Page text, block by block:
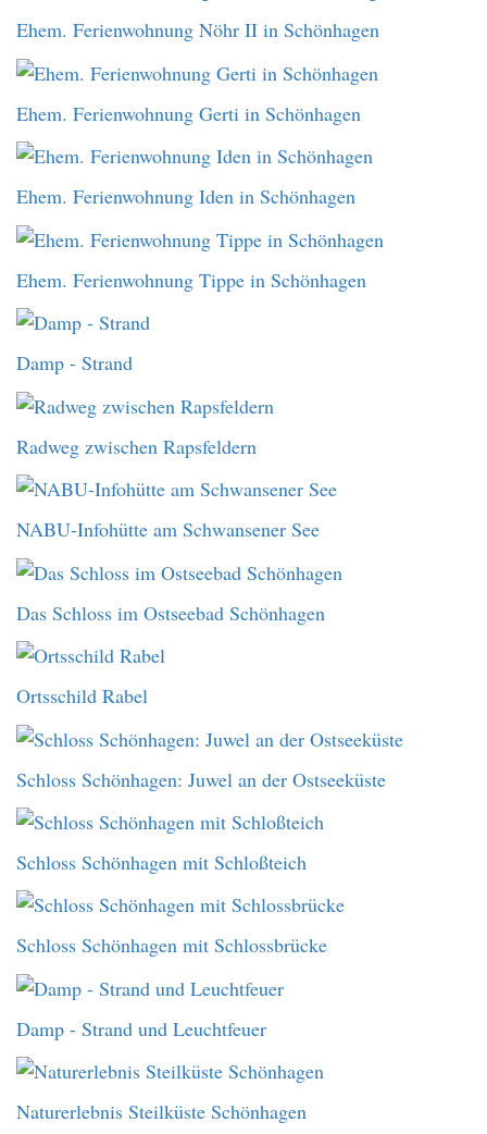
Ehem. Ferienwohnung Nöhr II in Schönhagen
Ehem. Ferienwohnung Gerti in Schönhagen
Ehem. Ferienwohnung Iden in Schönhagen
Ehem. Ferienwohnung Tippe in Schönhagen
Damp - Strand
Radweg zwischen Rapsfeldern
NABU-Infohütte am Schwansener See
Das Schloss im Ostseebad Schönhagen
Ortsschild Rabel
Schloss Schönhagen: Juwel an der Ostseeküste
Schloss Schönhagen mit Schloßteich
Schloss Schönhagen mit Schlossbrücke
Damp - Strand und Leuchtfeuer
Naturerlebnis Steilküste Schönhagen